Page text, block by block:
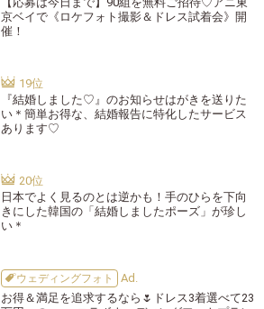
京ベイで《ロケフォト撮影＆ドレス試着会》開
催！
『結婚しました♡』のお知らせはがきを送りた
い＊簡単お得な、結婚報告に特化したサービス
あります♡
日本でよく見るのとは逆かも！手のひらを下向
きにした韓国の「結婚しましたポーズ」が珍し
い＊
ウェディングフォト
お得＆満足を追求するなら🌷ドレス3着選べて23